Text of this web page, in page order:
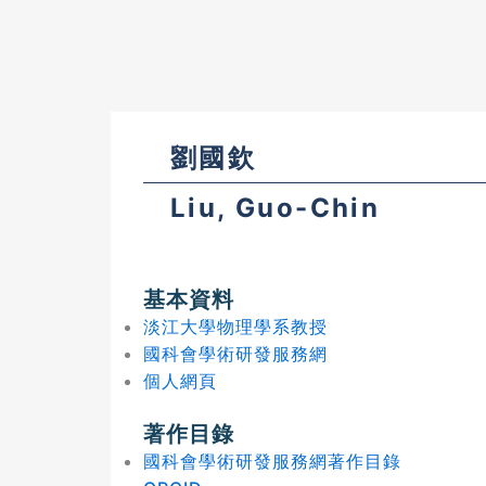
劉國欽
Liu, Guo-Chin
基本資料
淡江大學物理學系教授
國科會學術研發服務網
個人網頁
著作目錄
國科會學術研發服務網著作目錄